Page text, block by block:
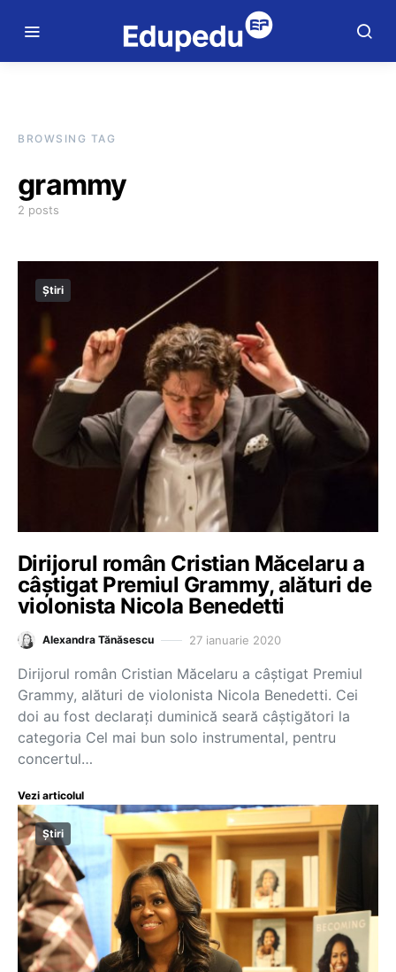
BROWSING TAG
grammy
2 posts
Știri
Dirijorul român Cristian Măcelaru a
câștigat Premiul Grammy, alături de
violonista Nicola Benedetti
Alexandra Tănăsescu 27 ianuarie 2020
Dirijorul român Cristian Măcelaru a câștigat Premiul
Grammy, alături de violonista Nicola Benedetti. Cei
doi au fost declarați duminică seară câștigători la
categoria Cel mai bun solo instrumental, pentru
concertul…
Vezi articolul
Știri